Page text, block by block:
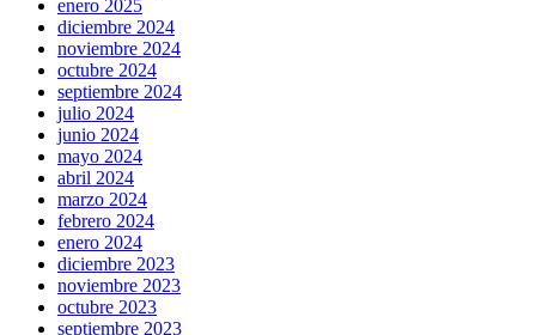
enero 2025
diciembre 2024
noviembre 2024
octubre 2024
septiembre 2024
julio 2024
junio 2024
mayo 2024
abril 2024
marzo 2024
febrero 2024
enero 2024
diciembre 2023
noviembre 2023
octubre 2023
septiembre 2023